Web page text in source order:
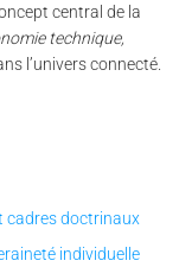
central de la
technique,
l’univers connecté.
cadres doctrinaux
individuelle